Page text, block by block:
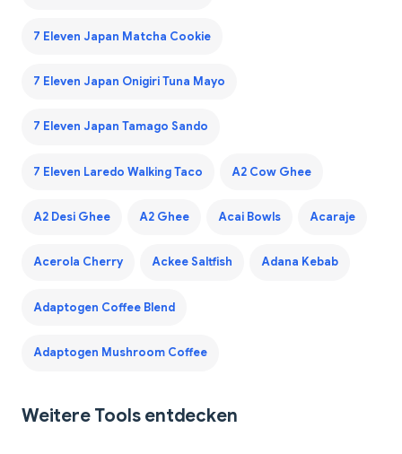
7 Eleven Japan Matcha Cookie
7 Eleven Japan Onigiri Tuna Mayo
7 Eleven Japan Tamago Sando
7 Eleven Laredo Walking Taco A2 Cow Ghee
A2 Desi Ghee A2 Ghee Acai Bowls Acaraje
Acerola Cherry Ackee Saltfish Adana Kebab
Adaptogen Coffee Blend
Adaptogen Mushroom Coffee
Weitere Tools entdecken